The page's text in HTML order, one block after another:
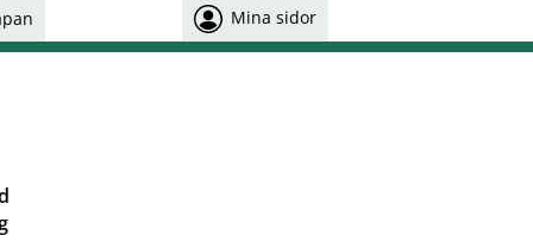
Mina sidor